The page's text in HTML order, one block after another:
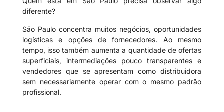
diferente?
São Paulo concentra muitos negócios, oportunidades
logísticas e opções de fornecedores. Ao mesmo
tempo, isso também aumenta a quantidade de ofertas
superficiais, intermediações pouco transparentes e
vendedores que se apresentam como distribuidora
sem necessariamente operar com o mesmo padrão
profissional.